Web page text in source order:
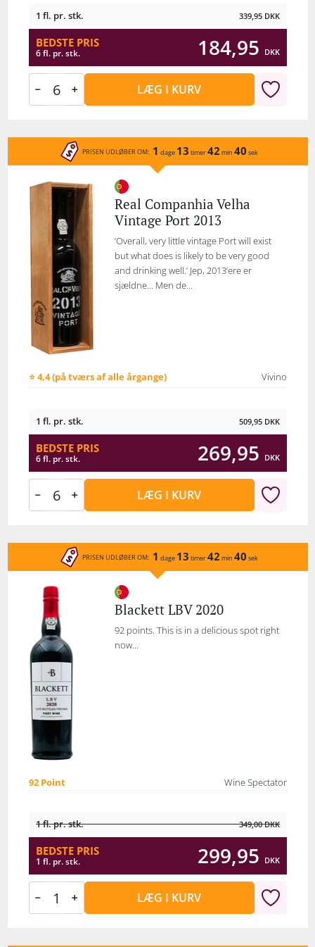
1 fl. pr. stk. 339,95 DKK
BEDSTE PRIS
6 fl. pr. stk. 184,95 DKK
LÆG I KURV
PRISEN UDLØBER OM: 1 dage 13 timer42 min 40 sek
Real Companhia Velha
Vintage Port 2013
’Overall, very little vintage Port will exist
but what does is likely to be very good
and drinking well.’ Jep, 2013’ere er
sjældne… Men de...
⭐ 4,4 (på tværs af alle årgange) Vivino
1 fl. pr. stk. 509,95 DKK
BEDSTE PRIS
6 fl. pr. stk. 269,95 DKK
LÆG I KURV
PRISEN UDLØBER OM: 1 dage 13 timer42 min 40 sek
Blackett LBV 2020
92 points. This is in a delicious spot right
now...
92 Point Wine Spectator
1 fl. pr. stk. 349,00DKK
BEDSTE PRIS
1 fl. pr. stk. 299,95 DKK
LÆG I KURV